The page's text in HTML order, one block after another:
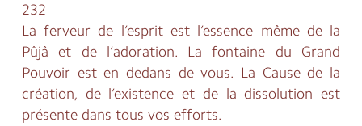
232
La ferveur de l’esprit est l’essence même de la
Pûjâ et de l’adoration. La fontaine du Grand
Pouvoir est en dedans de vous. La Cause de la
création, de l’existence et de la dissolution est
présente dans tous vos efforts.